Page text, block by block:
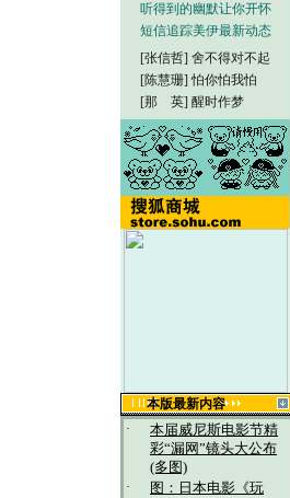
听得到的幽默让你开怀
短信追踪美伊最新动态
[张信哲] 舍不得对不起
[陈慧珊] 怕你怕我怕
[那 英] 醒时作梦
本版最新内容
·
本届威尼斯电影节精
彩“漏网”镜头大公布
(多图)
·
图：日本电影《玩